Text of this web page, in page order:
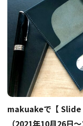
makuakeで【 Slide
（2021年10月26日